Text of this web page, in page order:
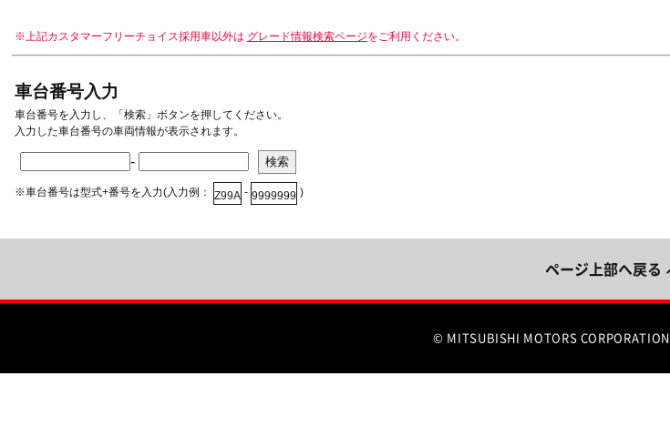
※上記カスタマーフリーチョイス採用車以外は グレード情報検索ページをご利用ください。
車台番号入力
車台番号を入力し、「検索」ボタンを押してください。
入力した車台番号の車両情報が表示されます。
-
※車台番号は型式+番号を入力(入力例： Z99A - 9999999 )
ページ上部へ戻る
© MITSUBISHI MOTORS CORPORATION.